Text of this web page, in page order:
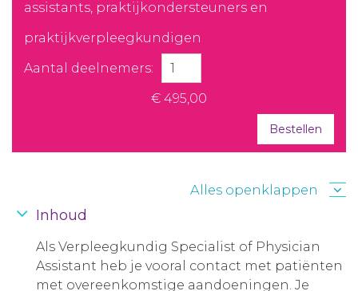
assistants, praktijkondersteuners en
praktijkverpleegkundigen
Aantal deelnemers:
€ 495,00
Bestellen
Alles openklappen
Inhoud
Als Verpleegkundig Specialist of Physician
Assistant heb je vooral contact met patiënten
met overeenkomstige aandoeningen. Je